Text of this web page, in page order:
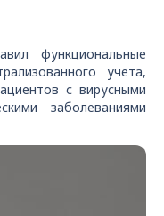
функциональные
учёта,
с вирусными
заболеваниями